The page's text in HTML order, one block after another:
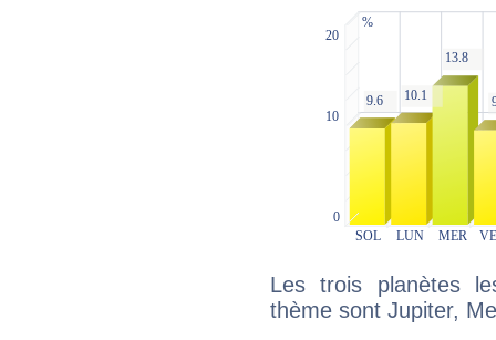
Les trois planètes
thème sont Jupiter,